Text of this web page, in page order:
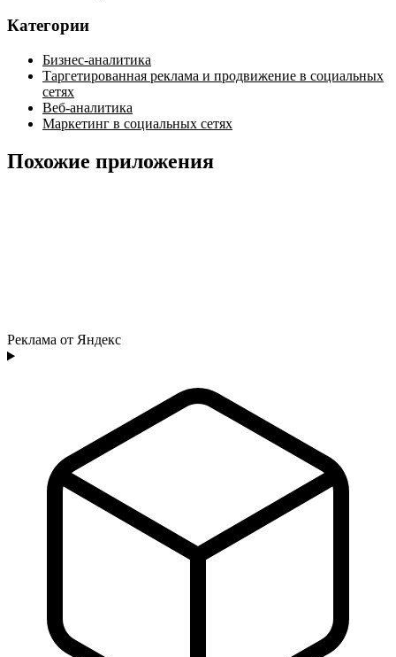
Категории
Бизнес-аналитика
Таргетированная реклама и продвижение в социальных
сетях
Веб-аналитика
Маркетинг в социальных сетях
Похожие приложения
Реклама от Яндекс